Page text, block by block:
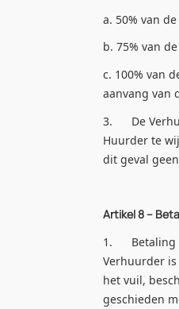
a. 50% van
b. 75% van
c. 100% van
aanvang van
3. De
Huurder te
dit geval
Artikel 8 –
1. Betaling
Verhuurder
het vuil,
geschieden